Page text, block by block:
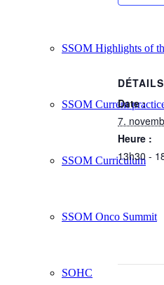
SSOM Highlights of
SSOM Current
SSOM Curriculum
SSOM Onco Summit
SOHC
DÉTAILS
Date :
7.
Heure :
13h30 -